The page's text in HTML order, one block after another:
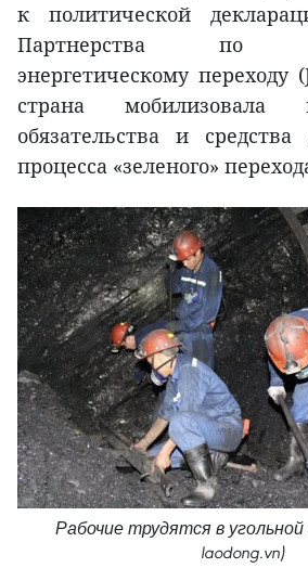
к политической
Партнерства по
энергетическому переходу
страна мобилизовала
обязательства и
процесса «зеленого»
Рабочие трудятся в
laodong.vn)